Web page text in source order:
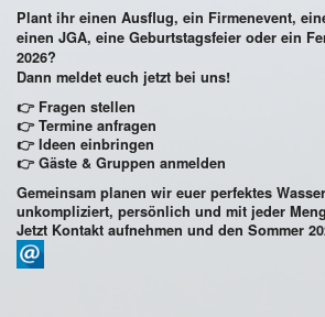
Plant ihr einen Ausflug, ein Firmenevent,
einen JGA, eine Geburtstagsfeier oder ein
2026?
Dann meldet euch jetzt bei uns!
👉 Fragen stellen
👉Termine anfragen
👉Ideen einbringen
👉Gäste & Gruppen anmelden
Gemeinsam planen wir euer perfektes
unkompliziert, persönlich und mit jeder
Jetzt Kontakt aufnehmen und den Sommer